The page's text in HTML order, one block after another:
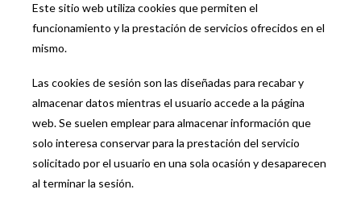
Este sitio web utiliza cookies que permiten el
funcionamiento y la prestación de servicios ofrecidos en el
mismo.
Las cookies de sesión son las diseñadas para recabar y
almacenar datos mientras el usuario accede a la página
web. Se suelen emplear para almacenar información que
solo interesa conservar para la prestación del servicio
solicitado por el usuario en una sola ocasión y desaparecen
al terminar la sesión.